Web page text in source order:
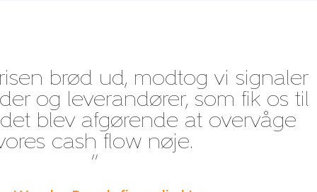
brød ud, modtog vi signaler
og leverandører, som fik os til
blev afgørende at overvåge
cash flow nøje.
”